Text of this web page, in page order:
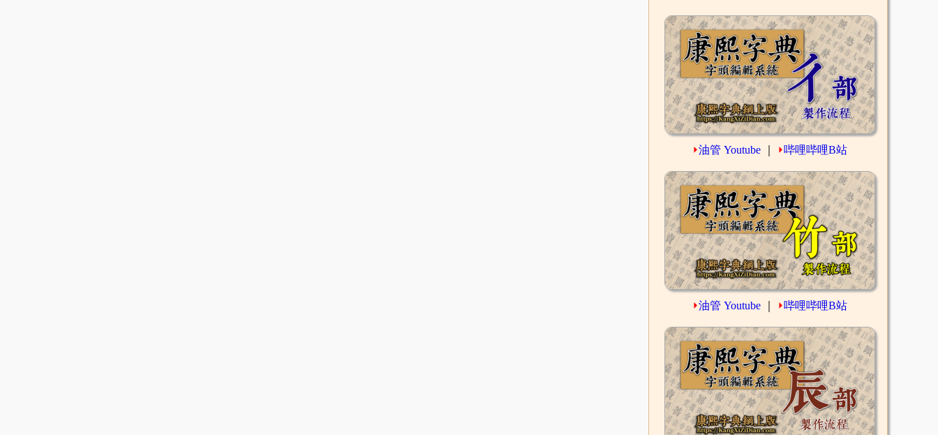
⏵油管 Youtube ⏵哔哩哔哩B站
⏵油管 Youtube ⏵哔哩哔哩B站